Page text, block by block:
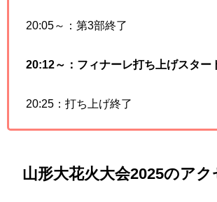
20:05～：第3部終了
20:12～：フィナーレ打ち上げスター
20:25：打ち上げ終了
山形大花火大会2025のアク